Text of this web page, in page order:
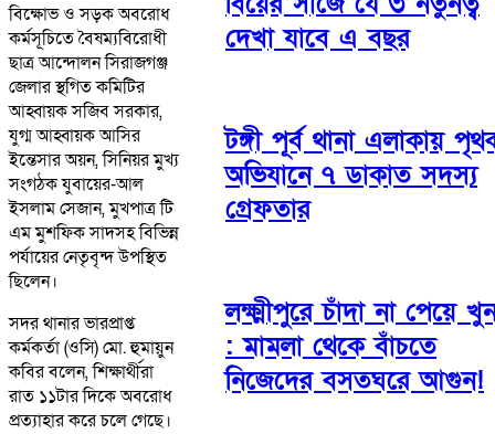
বিক্ষোভ ও সড়ক অবরোধ
কর্মসূচিতে বৈষম্যবিরোধী
ছাত্র আন্দোলন সিরাজগঞ্জ
জেলার স্থগিত কমিটির
আহ্বায়ক সজিব সরকার,
যুগ্ম আহ্বায়ক আসির
ইন্তেসার অয়ন, সিনিয়র মুখ্য
সংগঠক যুবায়ের-আল
ইসলাম সেজান, মুখপাত্র টি
এম মুশফিক সাদসহ বিভিন্ন
পর্যায়ের নেতৃবৃন্দ উপস্থিত
ছিলেন।
সদর থানার ভারপ্রাপ্ত
কর্মকর্তা (ওসি) মো. হুমায়ুন
কবির বলেন, শিক্ষার্থীরা
রাত ১১টার দিকে অবরোধ
প্রত্যাহার করে চলে গেছে।
দেখা যাবে এ বছর
টঙ্গী পূর্ব থানা এলাকায়
অভিযানে ৭ ডাকাত সদস্য
গ্রেফতার
লক্ষ্মীপুরে চাঁদা না পেয়ে
: মামলা থেকে বাঁচতে
নিজেদের বসতঘরে আগুন!